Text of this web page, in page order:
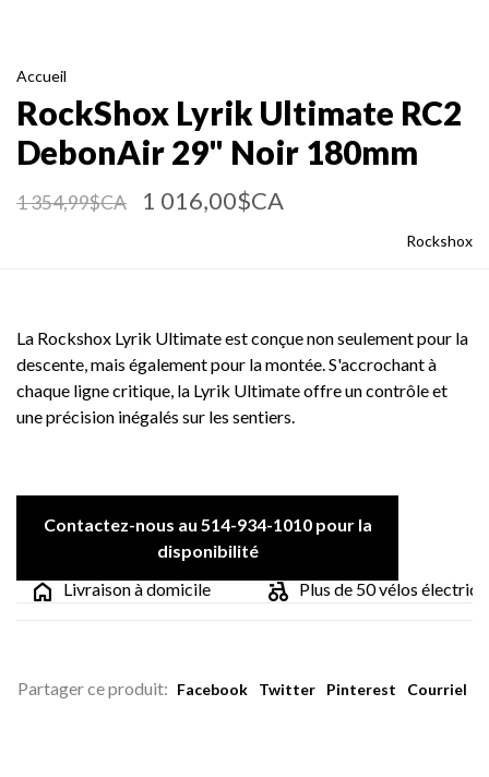
Accueil
RockShox Lyrik Ultimate RC2
DebonAir 29" Noir 180mm
1 354,99$CA 1 016,00$CA
Rockshox
La Rockshox Lyrik Ultimate est conçue non seulement pour la
descente, mais également pour la montée. S'accrochant à
chaque ligne critique, la Lyrik Ultimate offre un contrôle et
une précision inégalés sur les sentiers.
Contactez-nous au 514-934-1010 pour la
disponibilité
Livraison à domicile
Plus de 50 vélos
Partager ce produit: Facebook Twitter Pinterest Courriel